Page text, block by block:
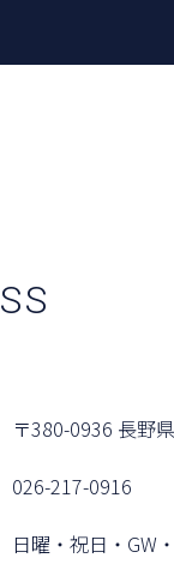
SS
〒380-0936 ⻑野
026-217-0916
⽇曜・祝⽇・GW